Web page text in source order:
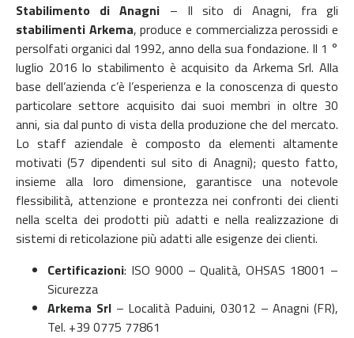
Stabilimento di Anagni – Il sito di Anagni, fra gli
stabilimenti Arkema, produce e commercializza perossidi e
persolfati organici dal 1992, anno della sua fondazione. Il 1 °
luglio 2016 lo stabilimento è acquisito da Arkema Srl. Alla
base dell’azienda c’è l’esperienza e la conoscenza di questo
particolare settore acquisito dai suoi membri in oltre 30
anni, sia dal punto di vista della produzione che del mercato.
Lo staff aziendale è composto da elementi altamente
motivati ​​(57 dipendenti sul sito di Anagni); questo fatto,
insieme alla loro dimensione, garantisce una notevole
flessibilità, attenzione e prontezza nei confronti dei clienti
nella scelta dei prodotti più adatti e nella realizzazione di
sistemi di reticolazione più adatti alle esigenze dei clienti.
Certificazioni: ISO 9000 – Qualità,OHSAS 18001 –
Sicurezza
Arkema Srl– Località Paduini, 03012 – Anagni (FR),
Tel. +39 0775 77861